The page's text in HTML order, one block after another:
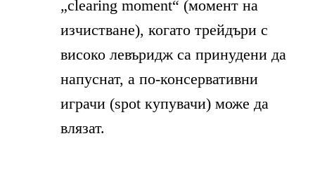
„clearing moment“ (момент на
изчистване), когато трейдъри с
високо левъридж са принудени да
напуснат, а по-консервативни
играчи (spot купувачи) може да
влязат.